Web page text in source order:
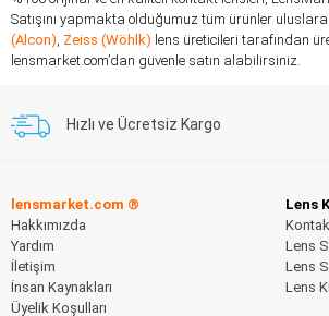
Satışını yapmakta olduğumuz tüm ürünler
(Alcon), Zeiss (Wöhlk) lens üreticileri tarafından
lensmarket.com’dan güvenle satın alabilirsiniz.
Hızlı ve Ücretsiz Kargo
lensmarket.com ®
Hakkımızda
Yardım
İletişim
İnsan Kaynakları
Üyelik Koşulları
Lens
Lens
Lens
Lens